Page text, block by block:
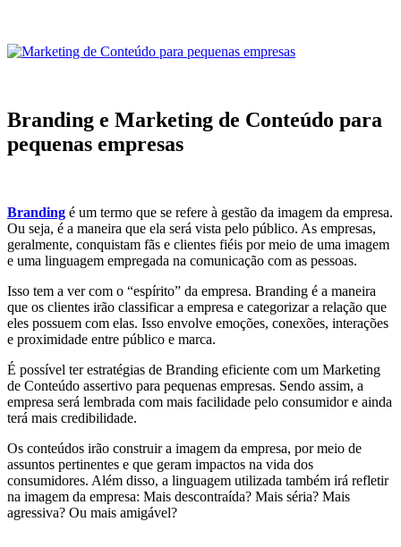
Branding e Marketing de Conteúdo para
pequenas empresas
Branding é um termo que se refere à gestão da imagem da empresa.
Ou seja, é a maneira que ela será vista pelo público. As empresas,
geralmente, conquistam fãs e clientes fiéis por meio de uma imagem
e uma linguagem empregada na comunicação com as pessoas.
Isso tem a ver com o “espírito” da empresa. Branding é a maneira
que os clientes irão classificar a empresa e categorizar a relação que
eles possuem com elas. Isso envolve emoções, conexões, interações
e proximidade entre público e marca.
É possível ter estratégias de Branding eficiente com um Marketing
de Conteúdo assertivo para pequenas empresas. Sendo assim, a
empresa será lembrada com mais facilidade pelo consumidor e ainda
terá mais credibilidade.
Os conteúdos irão construir a imagem da empresa, por meio de
assuntos pertinentes e que geram impactos na vida dos
consumidores. Além disso, a linguagem utilizada também irá refletir
na imagem da empresa: Mais descontraída? Mais séria? Mais
agressiva? Ou mais amigável?